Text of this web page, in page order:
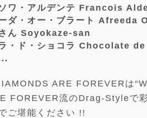
ワ・アルデンテ Francois
ダ・オー・ブラート Afreeda
ん Soyokaze-san
・ド・ショコラ Chocolate
ARE FOREVERは
FOREVER流のDrag-Styleで
ご堪能ください !!